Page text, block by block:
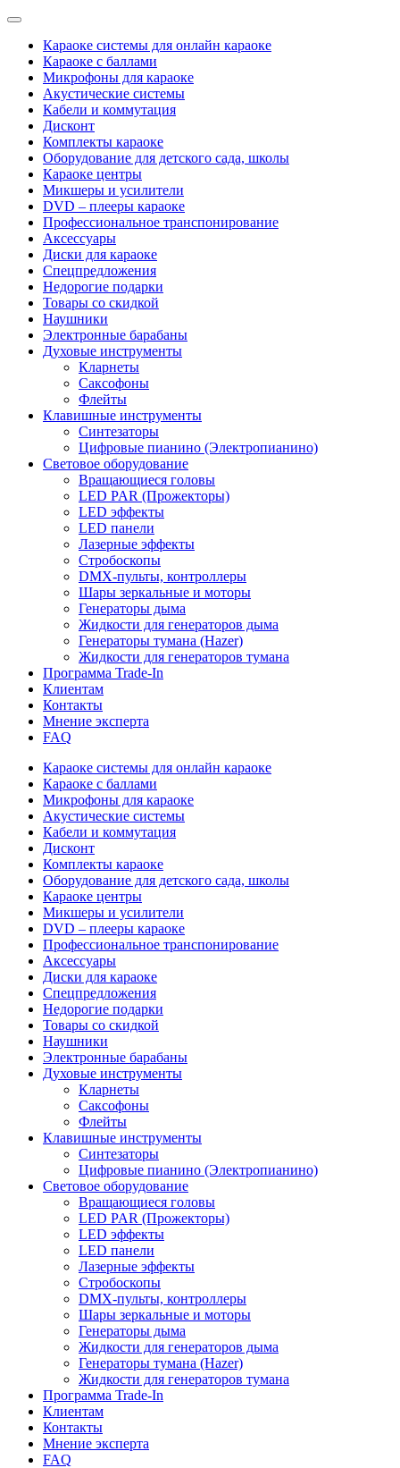
Categories
Караоке системы для онлайн караоке
Караоке с баллами
Микрофоны для караоке
Акустические системы
Кабели и коммутация
Дисконт
Комплекты караоке
Оборудование для детского сада, школы
Караоке центры
Микшеры и усилители
DVD – плееры караоке
Профессиональное транспонирование
Аксессуары
Диски для караоке
Спецпредложения
Недорогие подарки
Товары со скидкой
Наушники
Электронные барабаны
Духовые инструменты
Кларнеты
Саксофоны
Флейты
Клавишные инструменты
Синтезаторы
Цифровые пианино (Электропианино)
Световое оборудование
Вращающиеся головы
LED PAR (Прожекторы)
LED эффекты
LED панели
Лазерные эффекты
Стробоскопы
DMX-пульты, контроллеры
Шары зеркальные и моторы
Генераторы дыма
Жидкости для генераторов дыма
Генераторы тумана (Hazer)
Жидкости для генераторов тумана
Программа Trade-In
Клиентам
Контакты
Мнение эксперта
FAQ
Караоке системы для онлайн караоке
Караоке с баллами
Микрофоны для караоке
Акустические системы
Кабели и коммутация
Дисконт
Комплекты караоке
Оборудование для детского сада, школы
Караоке центры
Микшеры и усилители
DVD – плееры караоке
Профессиональное транспонирование
Аксессуары
Диски для караоке
Спецпредложения
Недорогие подарки
Товары со скидкой
Наушники
Электронные барабаны
Духовые инструменты
Кларнеты
Саксофоны
Флейты
Клавишные инструменты
Синтезаторы
Цифровые пианино (Электропианино)
Световое оборудование
Вращающиеся головы
LED PAR (Прожекторы)
LED эффекты
LED панели
Лазерные эффекты
Стробоскопы
DMX-пульты, контроллеры
Шары зеркальные и моторы
Генераторы дыма
Жидкости для генераторов дыма
Генераторы тумана (Hazer)
Жидкости для генераторов тумана
Программа Trade-In
Клиентам
Контакты
Мнение эксперта
FAQ